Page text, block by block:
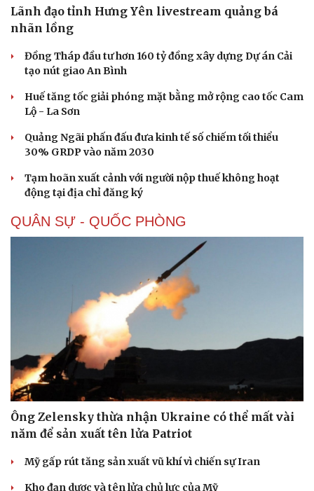
Lãnh đạo tỉnh Hưng Yên livestream quảng bá
nhãn lồng
Đồng Tháp đầu tư hơn 160 tỷ đồng xây dựng Dự án Cải
tạo nút giao An Bình
Huế tăng tốc giải phóng mặt bằng mở rộng cao tốc Cam
Lộ - La Sơn
Quảng Ngãi phấn đấu đưa kinh tế số chiếm tối thiểu
30% GRDP vào năm 2030
Tạm hoãn xuất cảnh với người nộp thuế không hoạt
động tại địa chỉ đăng ký
QUÂN SỰ - QUỐC PHÒNG
Ông Zelensky thừa nhận Ukraine có thể mất vài
năm để sản xuất tên lửa Patriot
Mỹ gấp rút tăng sản xuất vũ khí vì chiến sự Iran
Kho đạn dược và tên lửa chủ lực của Mỹ